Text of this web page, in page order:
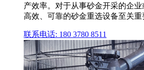
产效率。对于从事砂金开采的企
高效、可靠的砂金重选设备至关重
联系电话: 180 3780 8511